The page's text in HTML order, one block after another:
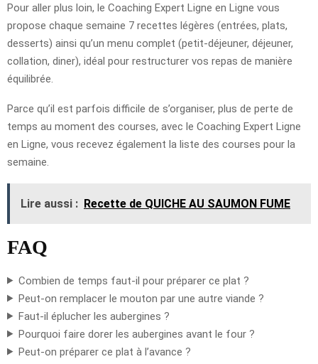
Pour aller plus loin, le Coaching Expert Ligne en Ligne vous
propose chaque semaine 7 recettes légères (entrées, plats,
desserts) ainsi qu’un menu complet (petit-déjeuner, déjeuner,
collation, diner), idéal pour restructurer vos repas de manière
équilibrée.
Parce qu’il est parfois difficile de s’organiser, plus de perte de
temps au moment des courses, avec le Coaching Expert Ligne
en Ligne, vous recevez également la liste des courses pour la
semaine.
Lire aussi : Recette de QUICHE AU SAUMON FUME
FAQ
Combien de temps faut-il pour préparer ce plat ?
Peut-on remplacer le mouton par une autre viande ?
Faut-il éplucher les aubergines ?
Pourquoi faire dorer les aubergines avant le four ?
Peut-on préparer ce plat à l’avance ?